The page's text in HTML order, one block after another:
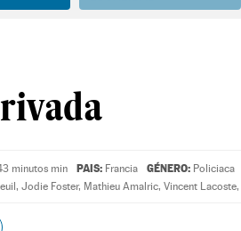
minutos min PAIS: Francia GÉNERO: Policiaca
, Jodie Foster, Mathieu Amalric, Vincent Lacoste,